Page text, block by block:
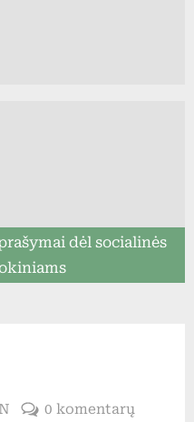
dėl socialinės
0 komentarų